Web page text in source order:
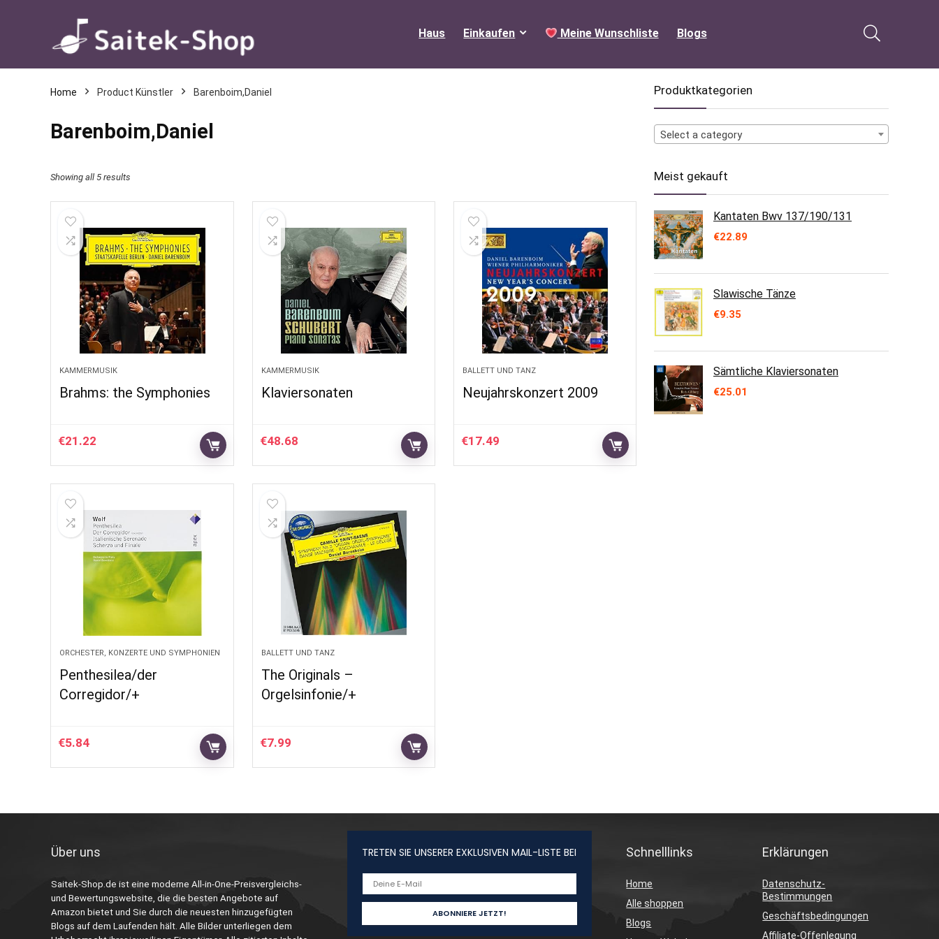
Haus Einkaufen Meine Wunschliste Blogs
Home Product Künstler Barenboim,Daniel
Barenboim,Daniel
Showing all 5 results
KAMMERMUSIK
Brahms: the Symphonies
€21.22
KAMMERMUSIK
Klaviersonaten
€48.68
BALLETT UND TANZ
Neujahrskonzert 2009
€17.49
ORCHESTER, KONZERTE UND SYMPHONIEN
Penthesilea/der
Corregidor/+
€5.84
BALLETT UND TANZ
The Originals –
Orgelsinfonie/+
€7.99
Produktkategorien
Select a category
Meist gekauft
Kantaten Bwv 137/190/131
€22.89
Slawische Tänze
€9.35
Sämtliche Klaviersonaten
€25.01
Über uns
Saitek-Shop.de ist eine moderne All-in-One-Preisvergleichs-
und Bewertungswebsite, die die besten Angebote auf
Amazon bietet und Sie durch die neuesten hinzugefügten
Blogs auf dem Laufenden hält. Alle Bilder unterliegen dem
TRETEN SIE UNSERER EXKLUSIVEN MAIL-LISTE BEI Schnelllinks
Home
Alle shoppen
Blogs
Erklärungen
Datenschutz-
Bestimmungen
Geschäftsbedingungen
Affiliate-Offenlegung